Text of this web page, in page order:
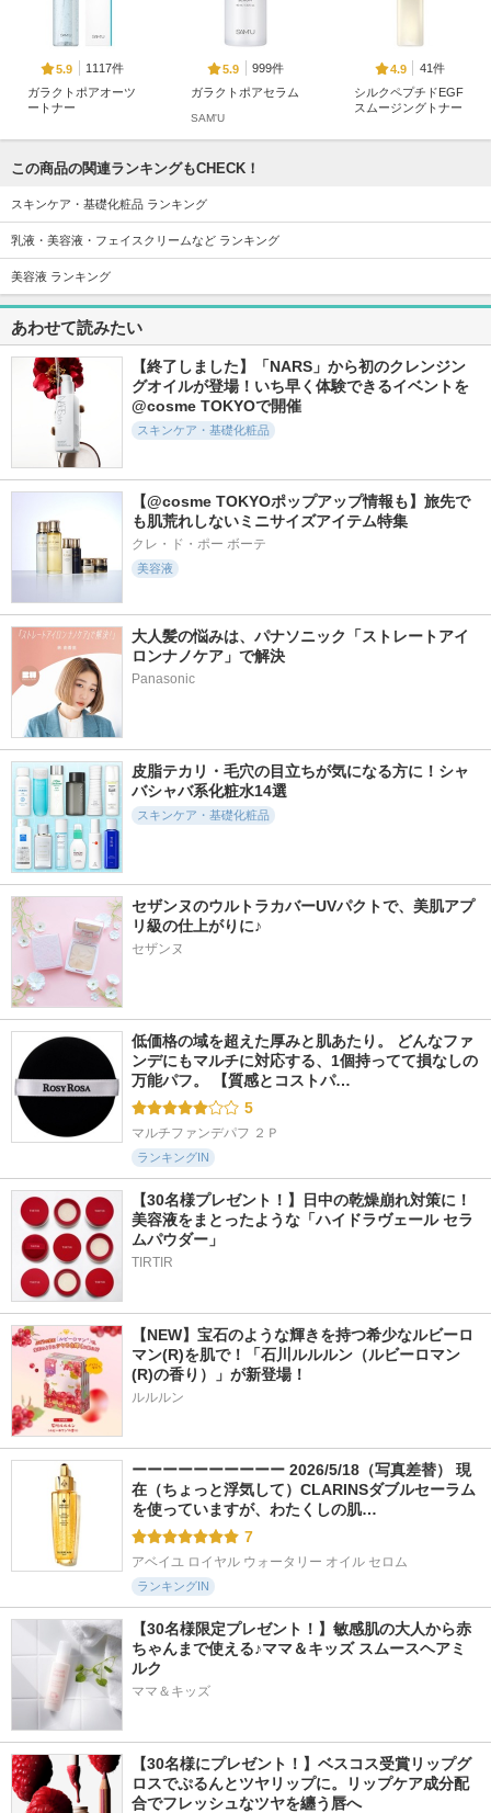
5.9
1117件
ガラクトポアオーツ
ートナー
5.9
999件
ガラクトポアセラム
SAM'U
4.9
41件
シルクペプチドEGF
スムージングトナー
5.3
3126件
プロバイオダーム(T
M) 3Dリフティン
グクリーム
BIOHEAL BOH
グルタチオン セブ
manyo
グリーントマトNM
成分エディター(SUN
GBOON EDITOR)
5.8
ジェニフィック ア
ルティメ セラム
5.7
2520件
レッドブレミッシュ
5.7
5.6
338件
センテラ TECAセラ
ム
SKIN1004
ラムマスク S
FATION
ングトナー
5.1
3332件
PDRNピンクセラム
MEDICUBE(メディキ
ューブ)
6.1
この商品の関連ランキングもCHECK！
スキンケア・基礎化粧品 ランキング
乳液・美容液・フェイスクリームなど ランキング
美容液 ランキング
あわせて読みたい
【終了しました】「NARS」から初のクレンジン
グオイルが登場！いち早く体験できるイベントを
@cosme TOKYOで開催
スキンケア・基礎化粧品
【@cosme TOKYOポップアップ情報も】旅先で
も肌荒れしないミニサイズアイテム特集
クレ・ド・ポー ボーテ
美容液
大人髪の悩みは、パナソニック「ストレートアイ
ロンナノケア」で解決
Panasonic
皮脂テカリ・毛穴の目立ちが気になる方に！シャ
バシャバ系化粧水14選
スキンケア・基礎化粧品
セザンヌのウルトラカバーUVパクトで、美肌アプ
リ級の仕上がりに♪
セザンヌ
低価格の域を超えた厚みと肌あたり。 どんなファ
ンデにもマルチに対応する、1個持ってて損なしの
万能パフ。 【質感とコストパ…
5
マルチファンデパフ ２Ｐ
ランキングIN
【30名様プレゼント！】日中の乾燥崩れ対策に！
美容液をまとったような「ハイドラヴェール セラ
ムパウダー」
TIRTIR
【NEW】宝石のような輝きを持つ希少なルビーロ
マン(R)を肌で！「石川ルルルン（ルビーロマン
(R)の香り）」が新登場！
ルルルン
ーーーーーーーーーー 2026/5/18（写真差替） 現
在（ちょっと浮気して）CLARINSダブルセーラム
を使っていますが、わたくしの肌…
7
アベイユ ロイヤル ウォータリー オイル セロム
ランキングIN
【30名様限定プレゼント！】敏感肌の大人から赤
ちゃんまで使える♪ママ＆キッズ スムースヘアミ
ルク
ママ＆キッズ
【30名様にプレゼント！】ベスコス受賞リップグ
ロスでぷるんとツヤリップに。リップケア成分配
合でフレッシュなツヤを纏う唇へ